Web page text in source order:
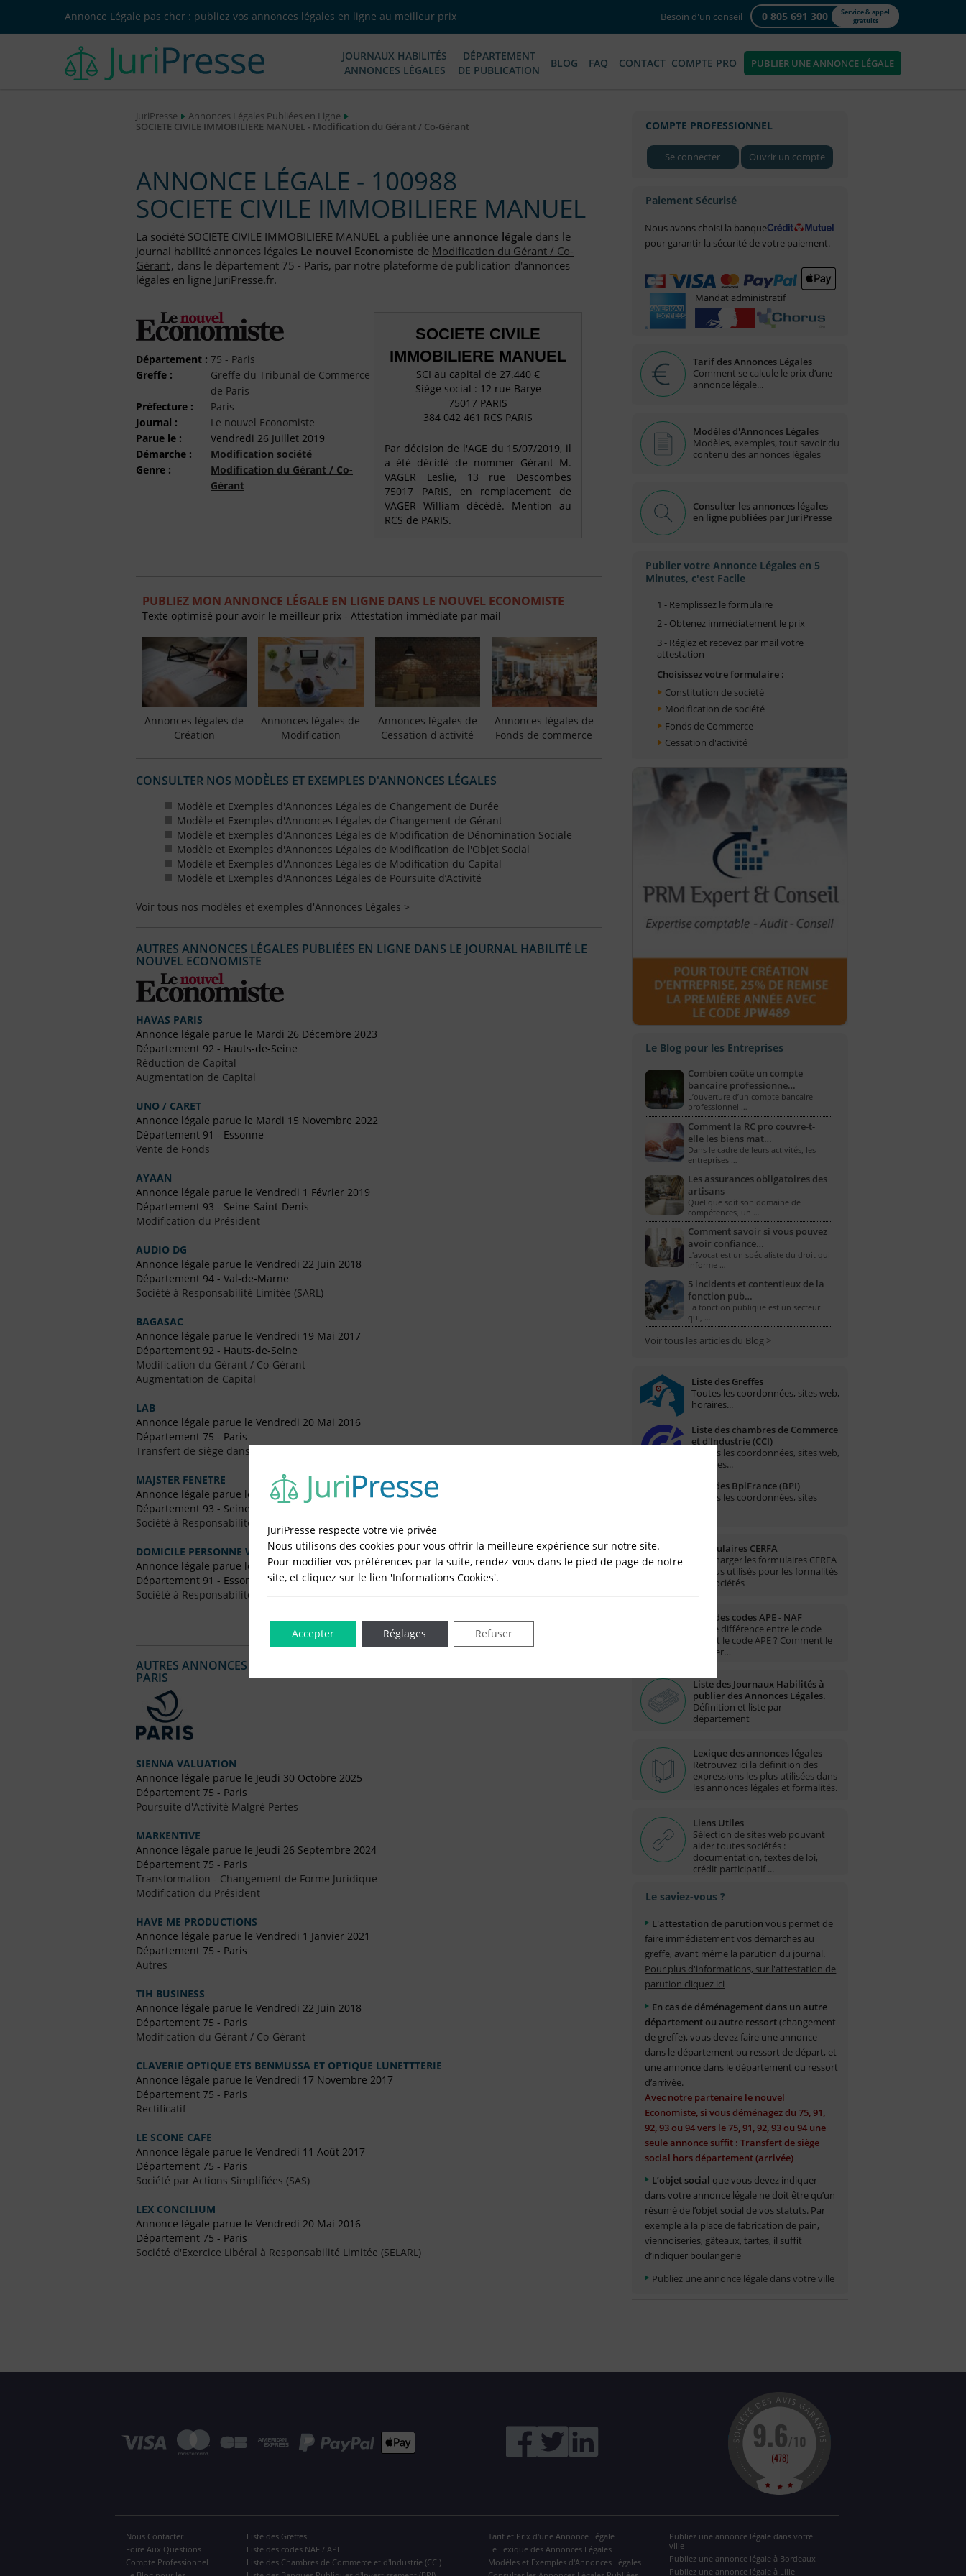
Annonce Légale pas cher : publiez vos annonces légales en ligne au meilleur prix Besoin d'un conseil 0 805 691 300
Service & appel
gratuits
JOURNAUX HABILITÉS
ANNONCES LÉGALES
DÉPARTEMENT
DE PUBLICATION
BLOG FAQ CONTACT COMPTE PRO PUBLIER UNE ANNONCE LÉGALE
JuriPresse
Annonces Légales Publiées en Ligne
SOCIETE CIVILE IMMOBILIERE MANUEL - Modification du Gérant / Co-Gérant
ANNONCE LÉGALE - 100988
SOCIETE CIVILE IMMOBILIERE MANUEL
La société SOCIETE CIVILE IMMOBILIERE MANUEL a publiée une annonce légale dans le
journal habilité annonces légales Le nouvel Economiste de Modification du Gérant / Co-
Gérant, dans le département 75 - Paris, par notre plateforme de publication d'annonces
légales en ligne JuriPresse.fr.
Département : 75 - Paris
Greffe :
Greffe du Tribunal de Commerce
de Paris
Préfecture :
Paris
Journal :
Le nouvel Economiste
Parue le :
Vendredi 26 Juillet 2019
Démarche :
Modification société
Genre :
Modification du Gérant / Co-
Gérant
SOCIETE CIVILE
IMMOBILIERE MANUEL
SCI au capital de 27.440 €
Siège social : 12 rue Barye
75017 PARIS
384 042 461 RCS PARIS
Par décision de l'AGE du 15/07/2019, il
a été décidé de nommer Gérant M.
VAGER Leslie, 13 rue Descombes
75017 PARIS, en remplacement de
VAGER William décédé. Mention au
RCS de PARIS.
PUBLIEZ MON ANNONCE LÉGALE EN LIGNE DANS LE NOUVEL ECONOMISTE
Texte optimisé pour avoir le meilleur prix - Attestation immédiate par mail
Annonces légales de
Création
Annonces légales de
Modification
Annonces légales de
Cessation d'activité
Annonces légales de
Fonds de commerce
CONSULTER NOS MODÈLES ET EXEMPLES D'ANNONCES LÉGALES
Modèle et Exemples d'Annonces Légales de Changement de Durée
Modèle et Exemples d'Annonces Légales de Changement de Gérant
Modèle et Exemples d'Annonces Légales de Modification de Dénomination Sociale
Modèle et Exemples d'Annonces Légales de Modification de l'Objet Social
Modèle et Exemples d'Annonces Légales de Modification du Capital
Modèle et Exemples d'Annonces Légales de Poursuite d’Activité
Voir tous nos modèles et exemples d'Annonces Légales >
AUTRES ANNONCES LÉGALES PUBLIÉES EN LIGNE DANS LE JOURNAL HABILITÉ LE
NOUVEL ECONOMISTE
HAVAS PARIS
Annonce légale parue le Mardi 26 Décembre 2023
Département 92 - Hauts-de-Seine
Réduction de Capital
Augmentation de Capital
UNO / CARET
Annonce légale parue le Mardi 15 Novembre 2022
Département 91 - Essonne
Vente de Fonds
AYAAN
Annonce légale parue le Vendredi 1 Février 2019
Département 93 - Seine-Saint-Denis
Modification du Président
AUDIO DG
Annonce légale parue le Vendredi 22 Juin 2018
Département 94 - Val-de-Marne
Société à Responsabilité Limitée (SARL)
BAGASAC
Annonce légale parue le Vendredi 19 Mai 2017
Département 92 - Hauts-de-Seine
Modification du Gérant / Co-Gérant
Augmentation de Capital
LAB
Annonce légale parue le Vendredi 20 Mai 2016
Département 75 - Paris
Transfert de siège dans le Même Département
MAJSTER FENETRE
Annonce légale parue le Vendredi 26 Février 2016
Département 93 - Seine-Saint-Denis
Société à Responsabilité Limitée (SARL)
DOMICILE PERSONNE WELFARE
Annonce légale parue le Vendredi 25 Décembre 2015
Département 91 - Essonne
Société à Responsabilité Limitée (SARL)
AUTRES ANNONCES LÉGALES PUBLIÉES EN LIGNE DANS LE DÉPARTEMENT DU 75 -
PARIS
SIENNA VALUATION
Annonce légale parue le Jeudi 30 Octobre 2025
Département 75 - Paris
Poursuite d'Activité Malgré Pertes
MARKENTIVE
Annonce légale parue le Jeudi 26 Septembre 2024
Département 75 - Paris
Transformation - Changement de Forme Juridique
Modification du Président
HAVE ME PRODUCTIONS
Annonce légale parue le Vendredi 1 Janvier 2021
Département 75 - Paris
Autres
TIH BUSINESS
Annonce légale parue le Vendredi 22 Juin 2018
Département 75 - Paris
Modification du Gérant / Co-Gérant
CLAVERIE OPTIQUE ETS BENMUSSA ET OPTIQUE LUNETTTERIE
Annonce légale parue le Vendredi 17 Novembre 2017
Département 75 - Paris
Rectificatif
LE SCONE CAFE
Annonce légale parue le Vendredi 11 Août 2017
Département 75 - Paris
Société par Actions Simplifiées (SAS)
LEX CONCILIUM
Annonce légale parue le Vendredi 20 Mai 2016
Département 75 - Paris
Société d'Exercice Libéral à Responsabilité Limitée (SELARL)
COMPTE PROFESSIONNEL
Se connecter Ouvrir un compte
Paiement Sécurisé
Nous avons choisi la banque
pour garantir la sécurité de votre paiement.
Mandat administratif
Tarif des Annonces Légales
Comment se calcule le prix d’une
annonce légale...
Modèles d'Annonces Légales
Modèles, exemples, tout savoir du
contenu des annonces légales
Consulter les annonces légales
en ligne publiées par JuriPresse
Publier votre Annonce Légales en 5
Minutes, c'est Facile
1 - Remplissez le formulaire
2 - Obtenez immédiatement le prix
3 - Réglez et recevez par mail votre
attestation
Choisissez votre formulaire :
Constitution de société
Modification de société
Fonds de Commerce
Cessation d'activité
Le Blog pour les Entreprises
Combien coûte un compte
bancaire professionne…
L’ouverture d’un compte bancaire
professionnel …
Comment la RC pro couvre-t-
elle les biens mat…
Dans le cadre de leurs activités, les
entreprises …
Les assurances obligatoires des
artisans
Quel que soit son domaine de
compétences, un …
Comment savoir si vous pouvez
avoir confiance…
L'avocat est un spécialiste du droit qui
informe …
5 incidents et contentieux de la
fonction pub…
La fonction publique est un secteur
qui, …
Voir tous les articles du Blog >
Liste des Greffes
Toutes les coordonnées, sites web,
horaires...
Liste des chambres de Commerce
et d'Industrie (CCI)
Toutes les coordonnées, sites web,
horaires...
Liste des BpiFrance (BPI)
Toutes les coordonnées, sites
Formulaires CERFA
Télécharger les formulaires CERFA
les plus utilisés pour les formalités
des sociétés
Liste des codes APE - NAF
Quelle différence entre le code
NAF et le code APE ? Comment le
trouver…
Liste des Journaux Habilités à
publier des Annonces Légales.
Définition et liste par
département
Lexique des annonces légales
Retrouvez ici la définition des
expressions les plus utilisées dans
les annonces légales et formalités.
Liens Utiles
Sélection de sites web pouvant
aider toutes sociétés :
documentation, textes de loi,
crédit participatif ...
Le saviez-vous ?
L'attestation de parution vous permet de
faire immédiatement vos démarches au
greffe, avant même la parution du journal.
Pour plus d'informations, sur l'attestation de
parution cliquez ici
En cas de déménagement dans un autre
département ou autre ressort(changement
de greffe), vous devez faire une annonce
dans le département ou ressort de départ, et
une annonce dans le département ou ressort
d’arrivée.
Avec notre partenaire le nouvel
Economiste, si vous déménagez du 75, 91,
92, 93 ou 94 vers le 75, 91, 92, 93 ou 94 une
seule annonce suffit : Transfert de siège
social hors département (arrivée)
L’objet social que vous devez indiquer
dans votre annonce légale ne doit être qu’un
résumé de l’objet social de vos statuts. Par
exemple à la place de fabrication de pain,
viennoiseries, gâteaux, tartes, il suffit
d’indiquer boulangerie
Publiez une annonce légale dans votre ville
Nous Contacter
Foire Aux Questions
Compte Professionnel
Liste des Greffes
Liste des codes NAF / APE
Liste des Chambres de Commerce et d'Industrie (CCI)
Tarif et Prix d'une Annonce Légale
Le Lexique des Annonces Légales
Modèles et Exemples d'Annonces Légales
Publiez une annonce légale dans votre
ville
Publiez une annonce légale à Bordeaux
Publiez une annonce légale à Lille
JuriPresse respecte votre vie privée
Nous utilisons des cookies pour vous offrir la meilleure expérience sur notre site.
Pour modifier vos préférences par la suite, rendez-vous dans le pied de page de notre
site, et cliquez sur le lien 'Informations Cookies'.
Accepter Refuser
Réglages